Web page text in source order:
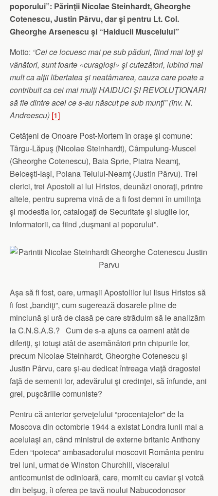
poporului”: Părinţii Nicolae Steinhardt, Gheorghe
Cotenescu, Justin Pârvu, dar şi pentru Lt. Col.
Gheorghe Arsenescu şi “Haiducii Muscelului”
Motto: “Cei ce locuesc mai pe sub păduri, fiind mai toţi şi
vânători, sunt foarte «curagioşi» şi cutezători, iubind mai
mult ca alţii libertatea şi neatârnarea, cauza care poate a
contribuit ca cei mai mulţi HAIDUCI ŞI REVOLUŢIONARI
să fie dintre acei ce s-au născut pe sub munţi” (înv. N.
Andreescu) [1]
Cetăţeni de Onoare Post-Mortem în oraşe şi comune:
Târgu-Lăpuş (Nicolae Steinhardt), Câmpulung-Muscel
(Gheorghe Cotenescu), Baia Sprie, Piatra Neamţ,
Belceşti-Iaşi, Poiana Teiului-Neamţ (Justin Pârvu). Trei
clerici, trei Apostoli ai lui Hristos, deunăzi onoraţi, printre
altele, pentru suprema vină de a fi fost demni în umilinţa
şi modestia lor, catalogaţi de Securitate şi slugile lor,
informatorii, ca fiind „duşmani ai poporului”.
Aşa să fi fost, oare, urmaşii Apostolilor lui Iisus Hristos să
fi fost „bandiţi”, cum sugerează dosarele pline de
minciună şi ură de clasă pe care străduim să le analizăm
la C.N.S.A.S.? Cum de s-a ajuns ca oameni atât de
diferiţi, şi totuşi atât de asemănători prin chipurile lor,
precum Nicolae Steinhardt, Gheorghe Cotenescu şi
Justin Pârvu, care şi-au dedicat întreaga viaţă dragostei
faţă de semenii lor, adevărului şi credinţei, să înfunde, ani
grei, puşcăriile comuniste?
Pentru că anterior şerveţelului “procentajelor” de la
Moscova din octombrie 1944 a existat Londra lunii mai a
aceluiaşi an, când ministrul de externe britanic Anthony
Eden “ipoteca” ambasadorului moscovit România pentru
trei luni, urmat de Winston Churchill, visceralul
anticomunist de odinioară, care, momit cu caviar şi votcă
din belşug, îi oferea pe tavă noului Nabucodonosor